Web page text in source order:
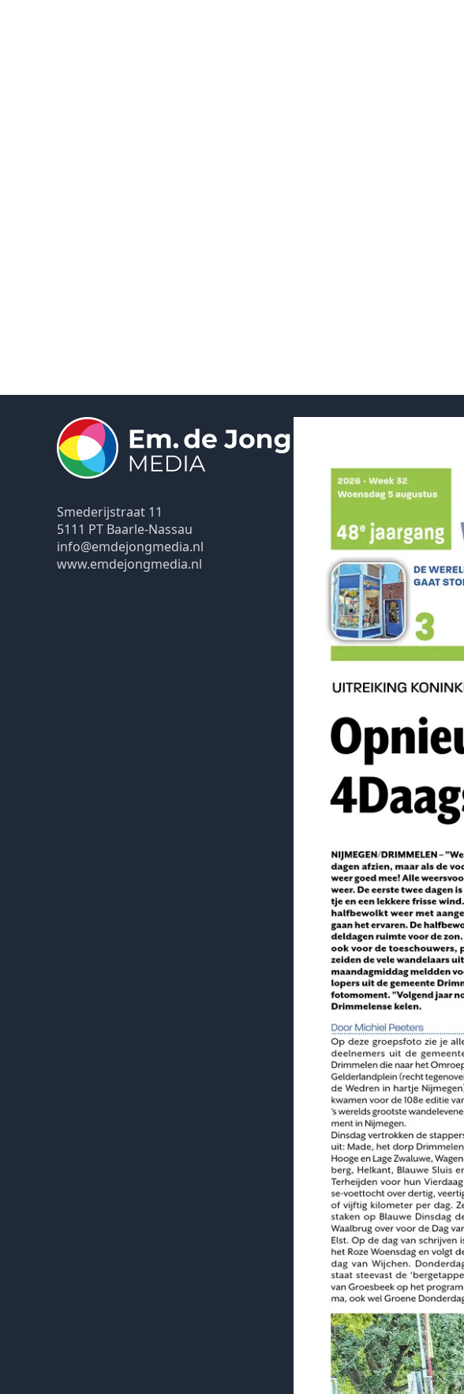
Smederijstraat 11
5111 PT Baarle-Nassau
info@emdejongmedia.nl
www.emdejongmedia.nl